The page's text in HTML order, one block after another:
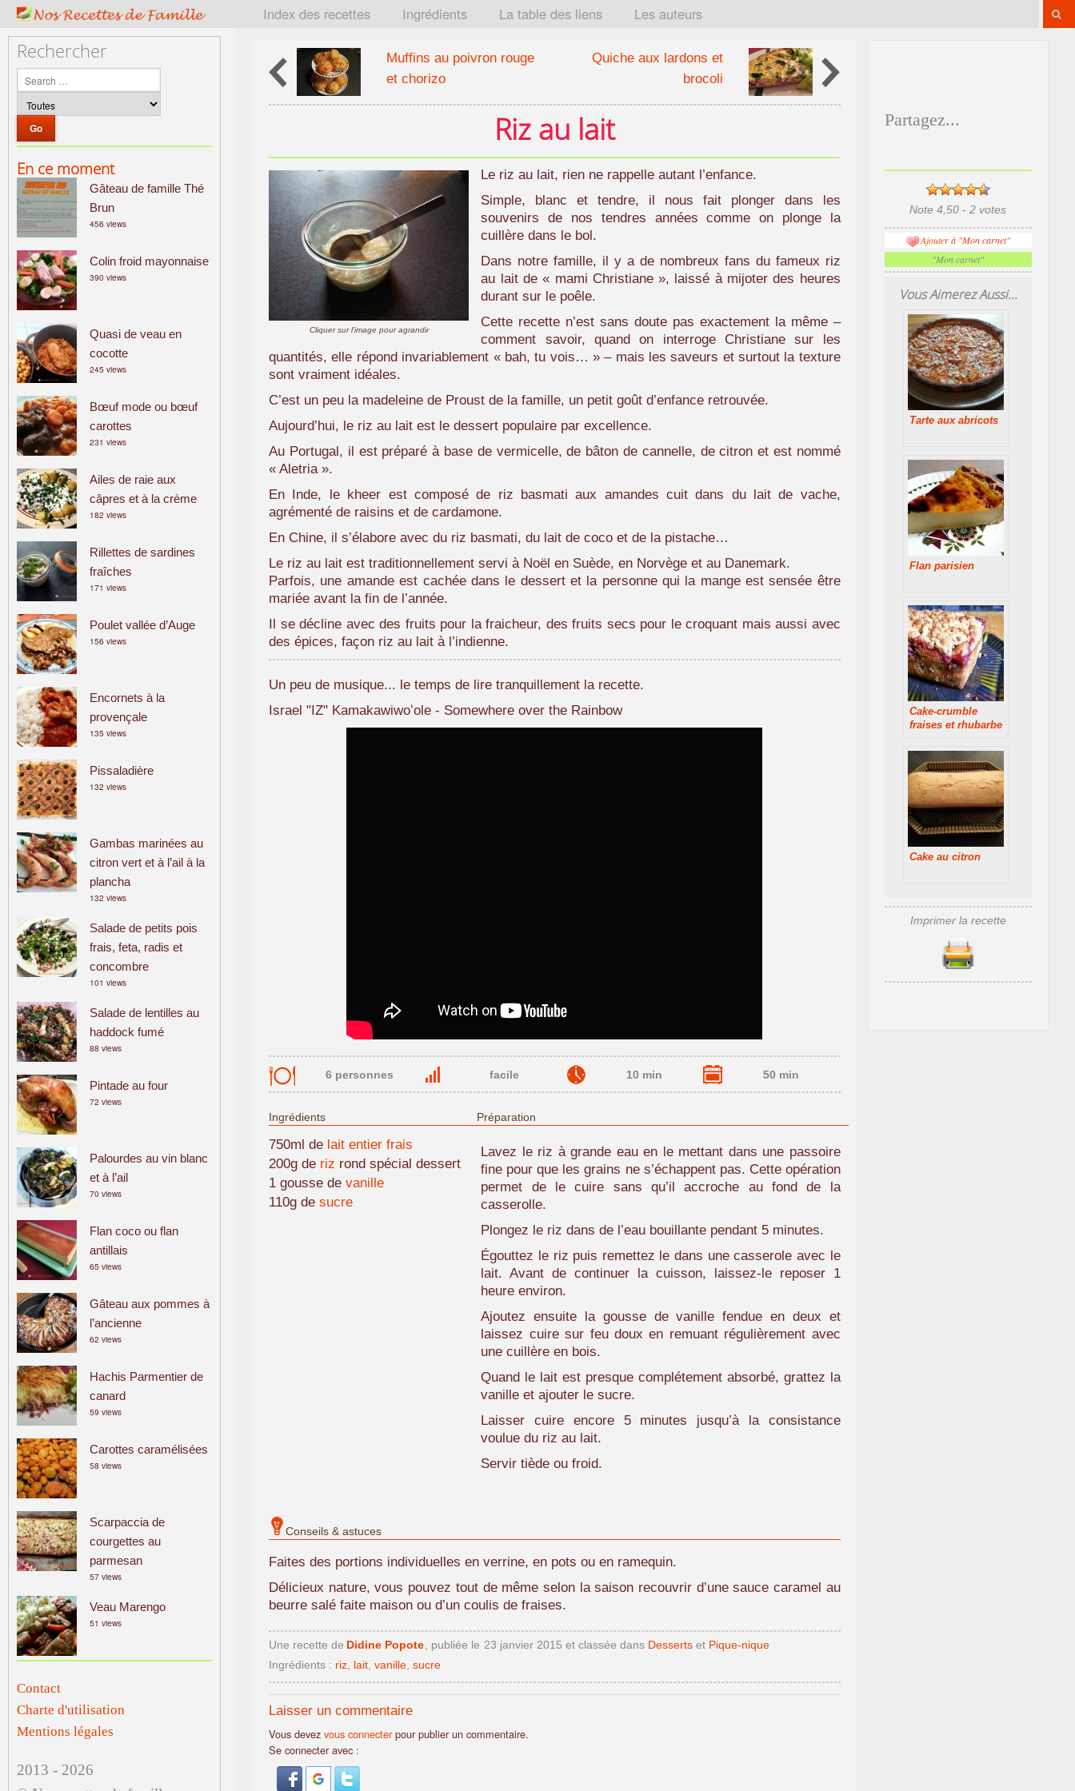
Index des recettes Ingrédients La table des liens Les auteurs
Rechercher
En ce moment
Gâteau de famille Thé
Brun
456 views
Colin froid mayonnaise
390 views
Quasi de veau en
cocotte
245 views
Bœuf mode ou bœuf
carottes
231 views
Ailes de raie aux
câpres et à la crème
182 views
Rillettes de sardines
fraîches
171 views
Poulet vallée d’Auge
156 views
Encornets à la
provençale
135 views
Pissaladière
132 views
Gambas marinées au
citron vert et à l’ail à la
plancha
132 views
Salade de petits pois
frais, feta, radis et
concombre
101 views
Salade de lentilles au
haddock fumé
88 views
Pintade au four
72 views
Palourdes au vin blanc
et à l’ail
70 views
Flan coco ou flan
antillais
65 views
Gâteau aux pommes à
l’ancienne
62 views
Hachis Parmentier de
canard
59 views
Carottes caramélisées
58 views
Scarpaccia de
courgettes au
parmesan
57 views
Veau Marengo
51 views
Contact
Charte d'utilisation
Mentions légales
2013 - 2026
Muffins au poivron rouge
et chorizo
Quiche aux lardons et
brocoli
Riz au lait
Cliquer sur l'image pour agrandir
Le riz au lait, rien ne rappelle autant l’enfance.
Simple, blanc et tendre, il nous fait plonger dans les
souvenirs de nos tendres années comme on plonge la
cuillère dans le bol.
Dans notre famille, il y a de nombreux fans du fameux riz
au lait de « mami Christiane », laissé à mijoter des heures
durant sur le poêle.
Cette recette n’est sans doute pas exactement la même –
comment savoir, quand on interroge Christiane sur les
quantités, elle répond invariablement « bah, tu vois… » – mais les saveurs et surtout la texture
sont vraiment idéales.
C’est un peu la madeleine de Proust de la famille, un petit goût d’enfance retrouvée.
Aujourd’hui, le riz au lait est le dessert populaire par excellence.
Au Portugal, il est préparé à base de vermicelle, de bâton de cannelle, de citron et est nommé
« Aletria ».
En Inde, le kheer est composé de riz basmati aux amandes cuit dans du lait de vache,
agrémenté de raisins et de cardamone.
En Chine, il s’élabore avec du riz basmati, du lait de coco et de la pistache…
Le riz au lait est traditionnellement servi à Noël en Suède, en Norvège et au Danemark.
Parfois, une amande est cachée dans le dessert et la personne qui la mange est sensée être
mariée avant la fin de l’année.
Il se décline avec des fruits pour la fraicheur, des fruits secs pour le croquant mais aussi avec
des épices, façon riz au lait à l’indienne.
Un peu de musique... le temps de lire tranquillement la recette.
Israel "IZ" Kamakawiwoʻole - Somewhere over the Rainbow
6 personnes facile 10 min 50 min
Ingrédients
750ml de lait entier frais
200g de riz rond spécial dessert
1 gousse devanille
110g desucre
Préparation
Lavez le riz à grande eau en le mettant dans une passoire
fine pour que les grains ne s’échappent pas. Cette opération
permet de le cuire sans qu’il accroche au fond de la
casserolle.
Plongez le riz dans de l’eau bouillante pendant 5 minutes.
Égouttez le riz puis remettez le dans une casserole avec le
lait. Avant de continuer la cuisson, laissez-le reposer 1
heure environ.
Ajoutez ensuite la gousse de vanille fendue en deux et
laissez cuire sur feu doux en remuant régulièrement avec
une cuillère en bois.
Quand le lait est presque complétement absorbé, grattez la
vanille et ajouter le sucre.
Laisser cuire encore 5 minutes jusqu’à la consistance
voulue du riz au lait.
Servir tiède ou froid.
Conseils & astuces
Faites des portions individuelles en verrine, en pots ou en ramequin.
Délicieux nature, vous pouvez tout de même selon la saison recouvrir d’une sauce caramel au
beurre salé faite maison ou d’un coulis de fraises.
Une recette de Didine Popote , publiée le 23 janvier 2015 et classée dans Desserts et Pique-nique
Ingrédients : riz lait ,vanille ,sucre
Laisser un commentaire
Vous devezvous connecterpour publier un commentaire.
Se connecter avec :
Partagez...
Note 4,50 - 2 votes
Ajouter à "Mon carnet"
"Mon carnet"
Vous Aimerez Aussi...
Tarte aux abricots
Flan parisien
Cake-crumble
fraises et rhubarbe
Cake au citron
Imprimer la recette